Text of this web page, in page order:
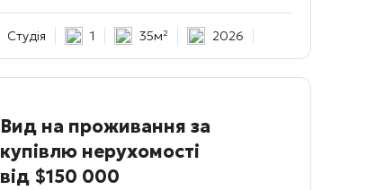
Студія 1 35м² 2026
Вид на проживання за
купівлю нерухомості
від $150 000